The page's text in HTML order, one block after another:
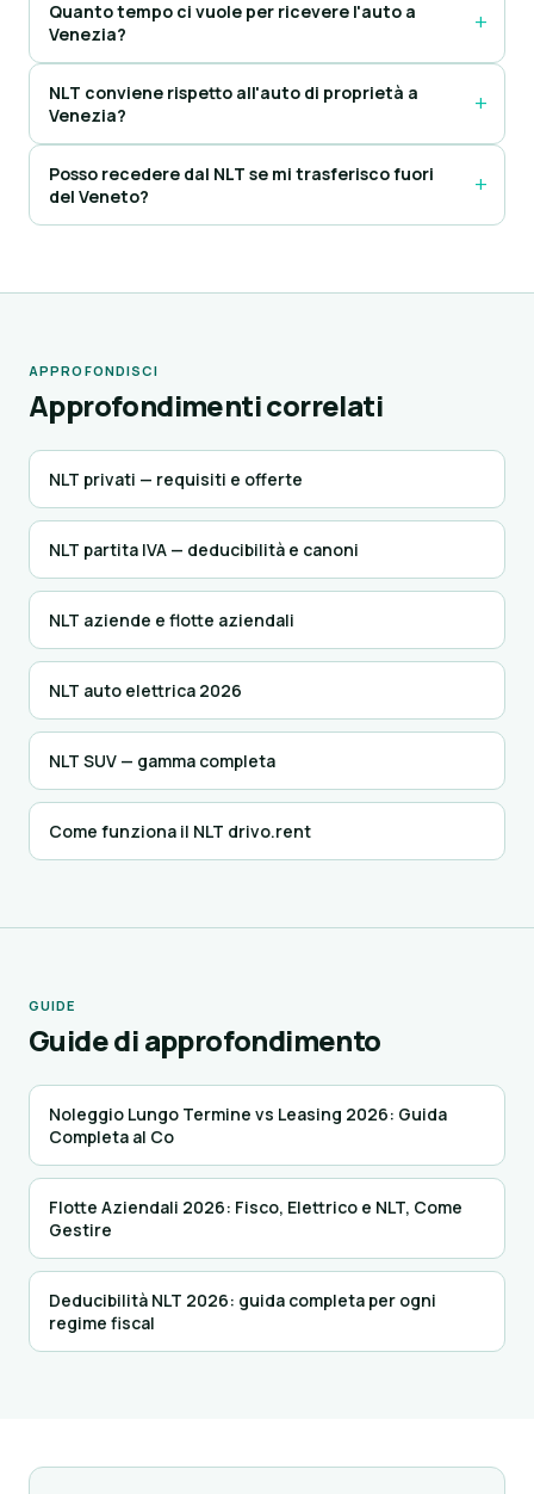
Quanto tempo ci vuole per ricevere l'auto a
Venezia?
NLT conviene rispetto all'auto di proprietà a
Venezia?
Posso recedere dal NLT se mi trasferisco fuori
del Veneto?
APPROFONDISCI
Approfondimenti correlati
NLT privati — requisiti e offerte
NLT partita IVA — deducibilità e canoni
NLT aziende e flotte aziendali
NLT auto elettrica 2026
NLT SUV — gamma completa
Come funziona il NLT drivo.rent
GUIDE
Guide di approfondimento
Noleggio Lungo Termine vs Leasing 2026: Guida
Completa al Co
Flotte Aziendali 2026: Fisco, Elettrico e NLT, Come
Gestire
Deducibilità NLT 2026: guida completa per ogni
regime fiscal